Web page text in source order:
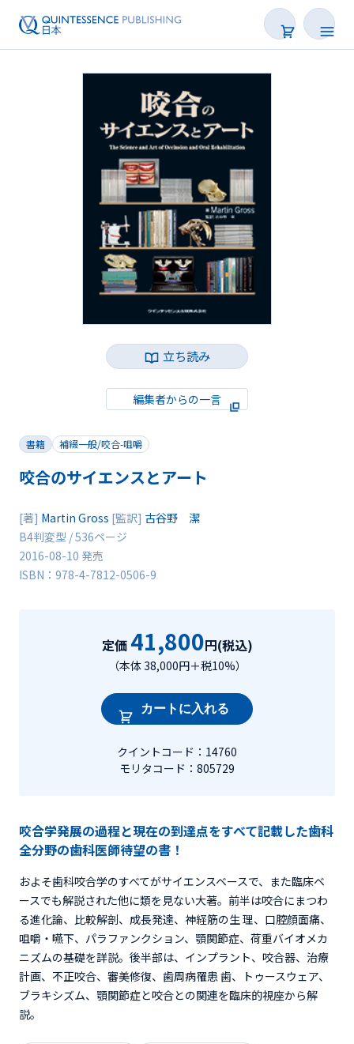
書籍
雑誌
映像
電子BOOK
著者一覧
立ち読み
編集者からの一言
書籍 補綴一般/咬合-咀嚼
咬合のサイエンスとアート
[著] Martin Gross [監訳] 古谷野 潔
B4判変型 / 536ページ
2016-08-10 発売
ISBN：978-4-7812-0506-9
定価 41,800円(税込)
（本体 38,000円＋税10%）
カートに入れる
クイントコード：14760
モリタコード：805729
咬合学発展の過程と現在の到達点をすべて記載した歯科
全分野の歯科医師待望の書！
およそ歯科咬合学のすべてがサイエンスベースで、また臨床ベ
ースでも解説された他に類を見ない大著。前半は咬合にまつわ
る進化論、比較解剖、成長発達、神経筋の生 理、口腔顔面痛、
咀嚼・嚥下、パラファンクション、顎関節症、荷重バイオメカ
ニズムの基礎を詳説。後半部は、インプラント、咬合器、治療
計画、不正咬合、審美修復、歯周病罹患 歯、トゥースウェア、
ブラキシズム、顎関節症と咬合との関連を臨床的視座から解
説。